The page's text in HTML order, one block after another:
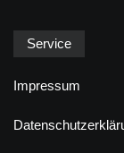
Service
Impressum